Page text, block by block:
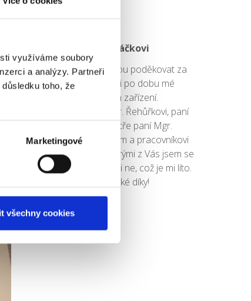
využíváme soubory
a analýzy. Partneři
toho, že
Marketingové
všechny cookies
Ivana a Karel Hlaváčkovi
chtěla bych ječtě jednou poděkovat za
péči, kterou jste mi věnovali po dobu mé
hospitalizace ve Vašem zařízení.
Vřelé díky lékařům, panu MUDr. Řehůřkovi, paní
MUDr. Jansové, vrchní sestře paní Mgr.
Jančovičové a všem pracovnicím a pracovníkovi
personálu. S některými z Vás jsem se
osobně rozloučit s jinými ne, což je mi líto.
Tedy ještě jednou velké díky!